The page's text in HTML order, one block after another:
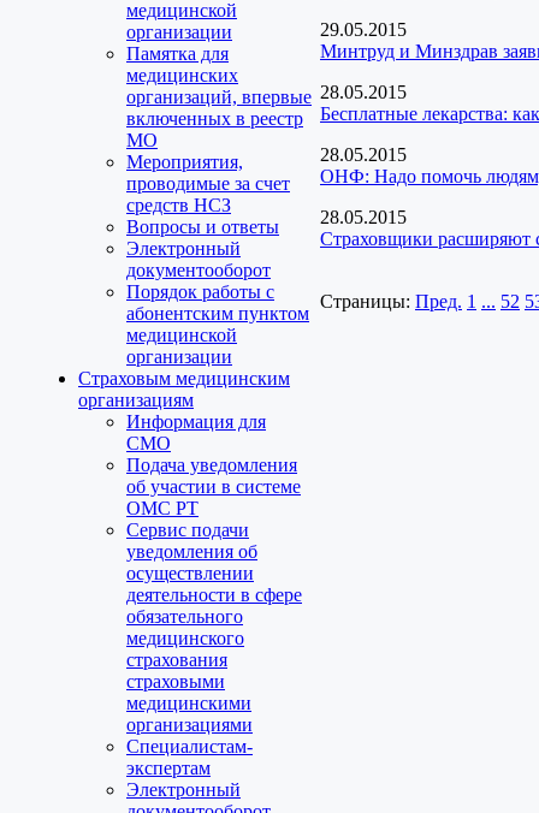
медицинской
организации
Памятка для
медицинских
организаций, впервые
включенных в реестр
МО
Мероприятия,
проводимые за счет
средств НСЗ
Вопросы и ответы
Электронный
документооборот
Порядок работы с
абонентским пунктом
медицинской
организации
Страховым медицинским
организациям
Информация для
СМО
Подача уведомления
об участии в системе
ОМС РТ
Сервис подачи
уведомления об
осуществлении
деятельности в сфере
обязательного
медицинского
страхования
страховыми
медицинскими
организациями
Специалистам-
экспертам
Электронный
29.05.2015
Минтруд и Минздрав
28.05.2015
Бесплатные лекарства:
28.05.2015
ОНФ: Надо помочь людям,
28.05.2015
Страховщики расширяют
Страницы: Пред. 1 ... 52